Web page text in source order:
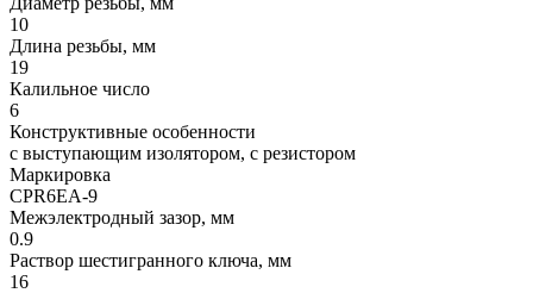
10
Длина резьбы, мм
19
Калильное число
6
Конструктивные особенности
с выступающим изолятором, с резистором
Маркировка
CPR6EA-9
Межэлектродный зазор, мм
0.9
Раствор шестигранного ключа, мм
16